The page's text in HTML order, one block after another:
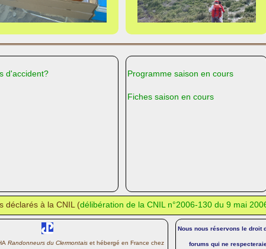
d'accident? Programme saison en cours
Fiches saison en cours
déclarés à la CNIL (délibération de la CNIL n°2006-130 du 9 mai
Randonneurs du Clermontais et hébergé en France chez
Nous nous réservons le droit
forums qui ne